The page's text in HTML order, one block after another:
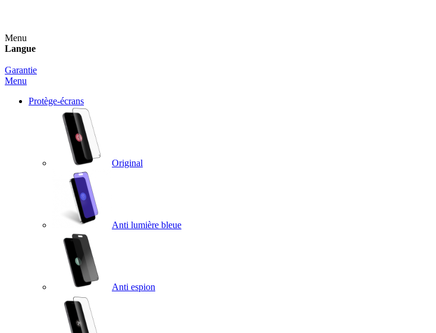
Menu
Langue
Garantie
Menu
Protège-écrans
Original
Anti lumière bleue
Anti espion